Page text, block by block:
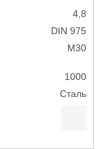
4,8
DIN 975
М30
1000
Сталь